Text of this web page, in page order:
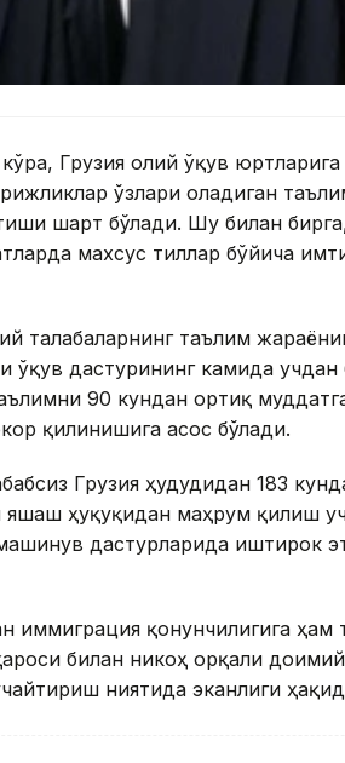
Грузия олий ўқув
ўзлари оладиган
шарт бўлади. Шу билан
махсус тиллар бўйича
талабаларнинг таълим
ўқув дастурининг камида
90 кундан ортиқ
қилинишига асос бўлади.
Грузия ҳудудидан 183
ҳуқуқидан маҳрум қилиш
дастурларида иштирок
иммиграция қонунчилигига ҳам
билан никоҳ орқали
ниятида эканлиги